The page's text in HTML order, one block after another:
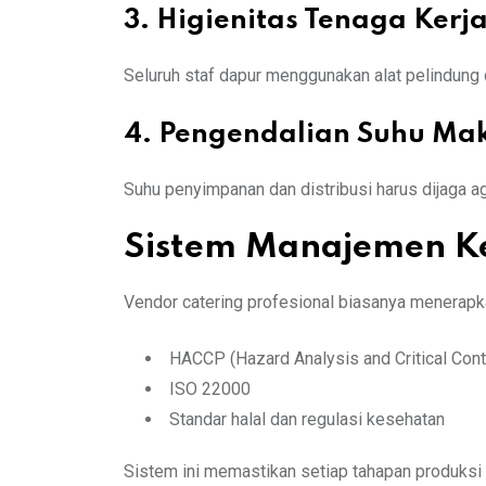
3. Higienitas Tenaga
Seluruh staf dapur menggunakan alat
4. Pengendalian Suhu
Suhu penyimpanan dan distribusi harus dijaga
Sistem Manajemen
Vendor catering profesional biasanya
HACCP (Hazard Analysis and Critical
ISO 22000
Standar halal dan regulasi kesehatan
Sistem ini memastikan setiap tahapan